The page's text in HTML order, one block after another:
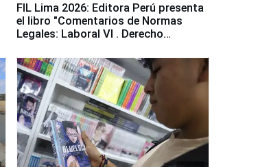
FIL Lima 2026: Editora Perú presenta
el libro "Comentarios de Normas
Legales: Laboral Vl . Derecho